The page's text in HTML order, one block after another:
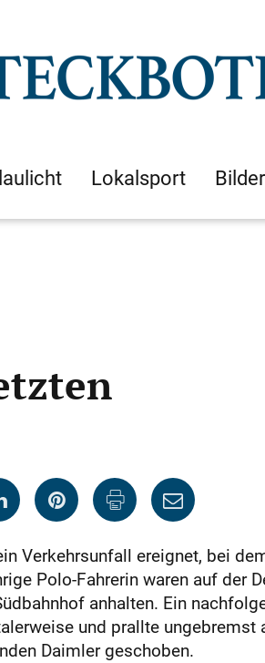
Lokalsport
Verkehrsunfall ereignet, bei
Polo-Fahrerin waren auf der
anhalten. Ein
und prallte ungebremst
Daimler geschoben.